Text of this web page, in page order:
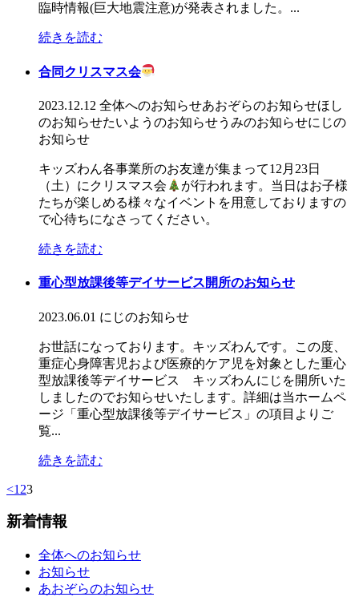
臨時情報(巨大地震注意)が発表されました。...
続きを読む
合同クリスマス会
2023.12.12 全体へのお知らせあおぞらのお知らせほし
のお知らせたいようのお知らせうみのお知らせにじの
お知らせ
キッズわん各事業所のお友達が集まって12月23日
（土）にクリスマス会
が行われます。当日はお子様
たちが楽しめる様々なイベントを用意しておりますの
で心待ちになさってください。
続きを読む
重心型放課後等デイサービス開所のお知らせ
2023.06.01 にじのお知らせ
お世話になっております。キッズわんです。この度、
重症心身障害児および医療的ケア児を対象とした重心
型放課後等デイサービス キッズわんにじを開所いた
しましたのでお知らせいたします。詳細は当ホームペ
ージ「重心型放課後等デイサービス」の項目よりご
覧...
続きを読む
<1 23
新着情報
全体へのお知らせ
お知らせ
あおぞらのお知らせ